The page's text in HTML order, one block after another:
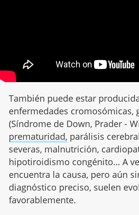
También puede estar
enfermedades cromosómicas,
(Síndrome de Down, Prader -
prematuridad, parálisis
severas, malnutrición,
hipotiroidismo congénito… A
encuentra la causa, pero aún
diagnóstico preciso, suelen
favorablemente.